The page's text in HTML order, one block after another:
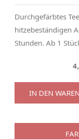
Durchgefärbtes
hitzebeständigen
Stunden. Ab 1
IN DEN